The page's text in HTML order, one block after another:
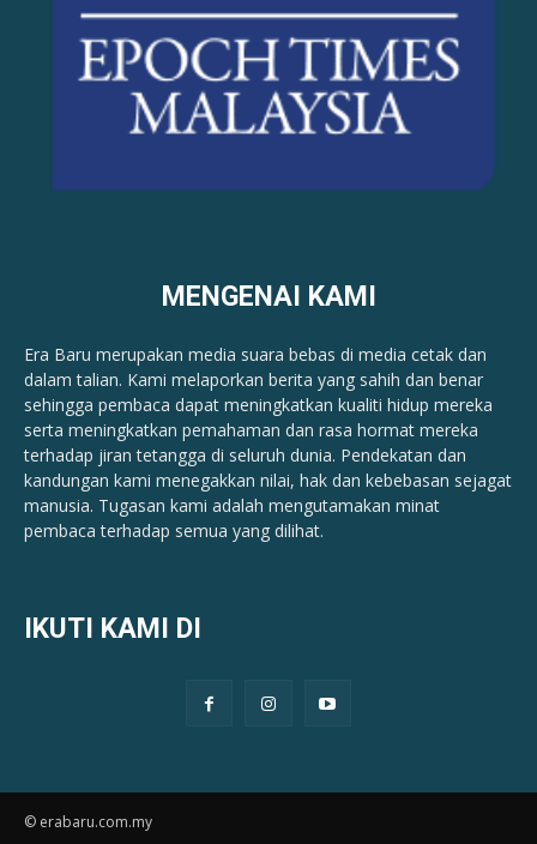
MENGENAI KAMI
Era Baru merupakan media suara bebas di media cetak dan
dalam talian. Kami melaporkan berita yang sahih dan benar ​​
sehingga pembaca dapat meningkatkan kualiti hidup mereka
serta meningkatkan pemahaman dan rasa hormat mereka
terhadap jiran tetangga di seluruh dunia. Pendekatan dan
kandungan kami menegakkan nilai, hak dan kebebasan sejagat
manusia. Tugasan kami adalah mengutamakan minat
pembaca terhadap semua yang dilihat.
IKUTI KAMI DI
© erabaru.com.my